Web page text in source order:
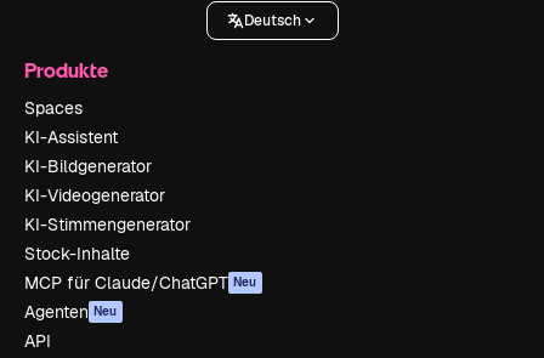
Deutsch
Produkte
Spaces
KI-Assistent
KI-Bildgenerator
KI-Videogenerator
KI-Stimmengenerator
Stock-Inhalte
MCP für Claude/ChatGPT Neu
Agenten Neu
API